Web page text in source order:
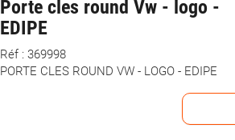
Porte cles round Vw - logo -
EDIPE
Réf : 369998
PORTE CLES ROUND VW - LOGO - EDIPE